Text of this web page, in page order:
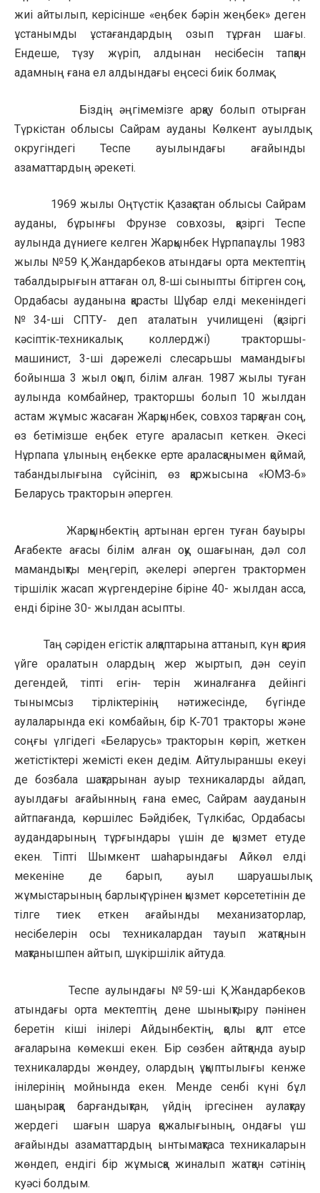
жиі айтылып, керісінше «еңбек бәрін жеңбек» деген
ұстанымды ұстағандардың озып тұрған шағы.
Ендеше, түзу жүріп, алдынан несібесін тапқан
адамның ғана ел алдындағы еңсесі биік болмақ.
Біздің әңгімемізге арқау болып отырған
Түркістан облысы Сайрам ауданы Көлкент ауылдық
округіндегі Теспе ауылындағы ағайынды
азаматтардың әрекеті.
1969 жылы Оңтүстік Қазақстан облысы Сайрам
ауданы, бұрынғы Фрунзе совхозы, қазіргі Теспе
аулында дүниеге келген Жарқынбек Нұрпапаұлы 1983
жылы №59 Қ.Жандарбеков атындағы орта мектептің
табалдырығын аттаған ол, 8‑ші сыныпты бітірген соң,
Ордабасы ауданына қарасты Шұбар елді мекеніндегі
№34-ші СПТУ‑ деп аталатын училищені (қазіргі
кәсіптік‑техникалық коллерджі) тракторшы‑
машинист, 3-ші дәрежелі слесарьшы мамандығы
бойынша 3 жыл оқып, білім алған. 1987 жылы туған
аулында комбайнер, тракторшы болып 10 жылдан
астам жұмыс жасаған Жарқынбек, совхоз тарқаған соң,
өз бетімізше еңбек етуге араласып кеткен. Әкесі
Нұрпапа ұлының еңбекке ерте араласқанымен қоймай,
табандылығына сүйсініп, өз қаржысына «ЮМЗ‑6»
Беларусь тракторын әперген.
Жарқынбектің артынан ерген туған бауыры
Ағабекте ағасы білім алған оқу ошағынан, дәл сол
мамандықты меңгеріп, әкелері әперген трактормен
тіршілік жасап жүргендеріне біріне 40- жылдан асса,
енді біріне 30- жылдан асыпты.
Таң сәріден егістік алқаптарына аттанып, күн қария
үйге оралатын олардың жер жыртып, дән сеуіп
дегендей, тіпті егін‑ терін жиналғанға дейінгі
тынымсыз тірліктерінің нәтижесінде, бүгінде
аулаларында екі комбайын, бір К‑701 тракторы және
соңғы үлгідегі «Беларусь» тракторын көріп, жеткен
жетістіктері жемісті екен дедім. Айтулыраншы екеуі
де бозбала шақтарынан ауыр техникаларды айдап,
ауылдағы ағайынның ғана емес, Сайрам аауданын
айтпағанда, көршілес Бәйдібек, Түлкібас, Ордабасы
аудандарының тұрғындары үшін де қызмет етуде
екен. Тіпті Шымкент шаһарындағы Айкөл елді
мекеніне де барып, ауыл шаруашылық
жұмыстарының барлық түрінен қызмет көрсететінін де
тілге тиек еткен ағайынды механизаторлар,
несібелерін осы техникалардан тауып жатқанын
мақтанышпен айтып, шүкіршілік айтуда.
Теспе аулындағы №59-ші Қ.Жандарбеков
атындағы орта мектептің дене шынықтыру пәнінен
беретін кіші інілері Айдынбектің, қолы қалт етсе
ағаларына көмекші екен. Бір сөзбен айтқанда ауыр
техникаларды жөндеу, олардың ұқыптылығы кенже
інілерінің мойнында екен. Менде сенбі күні бұл
шаңыраққа барғандықтан, үйдің іргесінен аулақтау
жердегі шағын шаруа қожалығының, ондағы үш
ағайынды азаматтардың ынтымақтаса техникаларын
жөндеп, ендігі бір жұмысқа жиналып жатқан сәтінің
куәсі болдым.